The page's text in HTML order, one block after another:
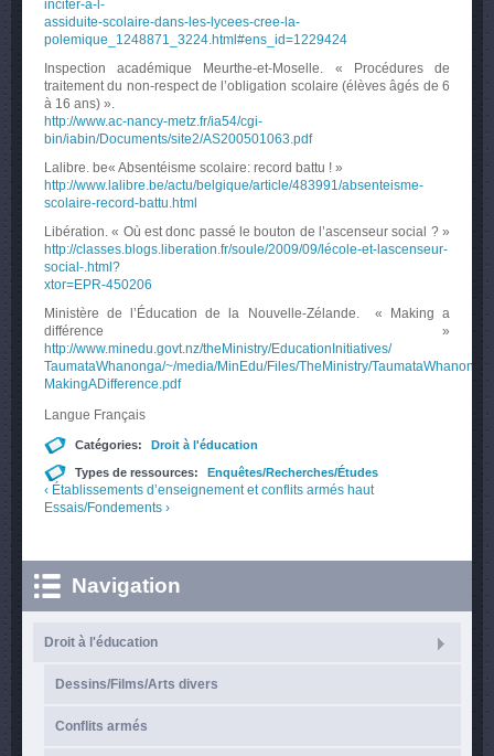
inciter-a-l-
assiduite-scolaire-dans-les-lycees-cree-la-
polemique_1248871_3224.html#ens_id=1229424
Inspection académique Meurthe-et-Moselle. « Procédures de
traitement du non-respect de l’obligation scolaire (élèves âgés de 6
à 16 ans) ».
http://www.ac-nancy-metz.fr/ia54/cgi-
bin/iabin/Documents/site2/AS200501063.pdf
Lalibre. be« Absentéisme scolaire: record battu ! »
http://www.lalibre.be/actu/belgique/article/483991/absenteisme-
scolaire-record-battu.html
Libération. « Où est donc passé le bouton de l’ascenseur social ? »
http://classes.blogs.liberation.fr/soule/2009/09/lécole-et-lascenseur-
social-.html?
xtor=EPR-450206
Ministère de l’Éducation de la Nouvelle-Zélande. « Making a
différence »
http://www.minedu.govt.nz/theMinistry/EducationInitiatives/
TaumataWhanonga/~/media/MinEdu/Files/TheMinistry/
MakingADifference.pdf
Langue Français
Catégories: Droit à l'éducation
Types de ressources: Enquêtes/Recherches/Études
‹ Établissements d’enseignement et conflits armés haut
Essais/Fondements ›
Navigation
Droit à l'éducation
Dessins/Films/Arts divers
Conflits armés